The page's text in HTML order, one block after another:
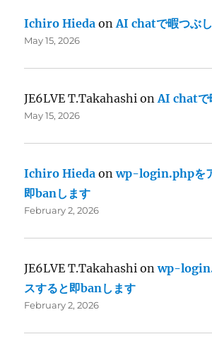
Ichiro Hieda onAI chatで暇つぶし
May 15, 2026
JE6LVE T.Takahashi onAI chatで
May 15, 2026
Ichiro Hieda onwp-login.phpを
即banします
February 2, 2026
JE6LVE T.Takahashi onwp-
スすると即banします
February 2, 2026